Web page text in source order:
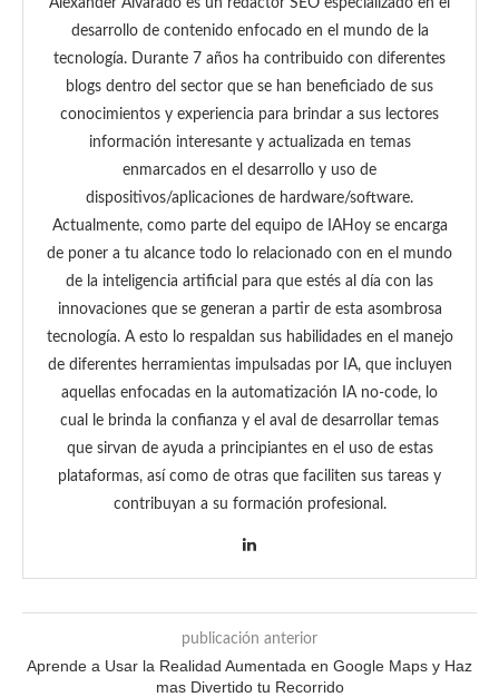
desarrollo de contenido enfocado en el mundo de la
tecnología. Durante 7 años ha contribuido con diferentes
blogs dentro del sector que se han beneficiado de sus
conocimientos y experiencia para brindar a sus lectores
información interesante y actualizada en temas
enmarcados en el desarrollo y uso de
dispositivos/aplicaciones de hardware/software.
Actualmente, como parte del equipo de IAHoy se encarga
de poner a tu alcance todo lo relacionado con en el mundo
de la inteligencia artificial para que estés al día con las
innovaciones que se generan a partir de esta asombrosa
tecnología. A esto lo respaldan sus habilidades en el manejo
de diferentes herramientas impulsadas por IA, que incluyen
aquellas enfocadas en la automatización IA no-code, lo
cual le brinda la confianza y el aval de desarrollar temas
que sirvan de ayuda a principiantes en el uso de estas
plataformas, así como de otras que faciliten sus tareas y
contribuyan a su formación profesional.
publicación anterior
Aprende a Usar la Realidad Aumentada en Google Maps y Haz
mas Divertido tu Recorrido